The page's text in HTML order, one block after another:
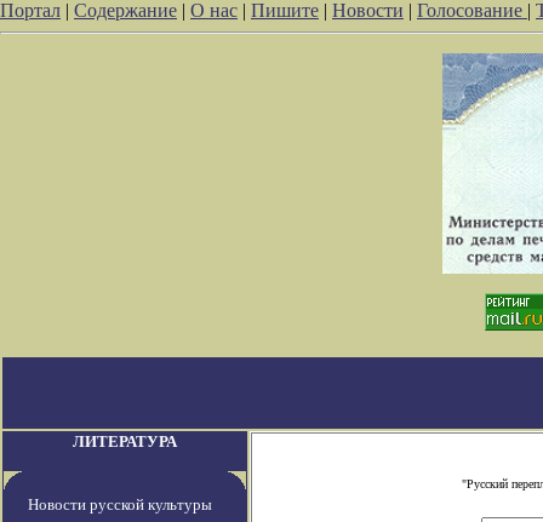
Портал | Содержание | О нас | Пишите | Новости | Голосование |
ЛИТЕРАТУРА
Новости русской культуры
"Русский